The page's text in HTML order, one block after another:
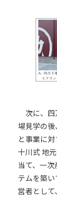
次に、四
場見学の
と事業に
十川式 地
当て、一
テムを築
営者とし